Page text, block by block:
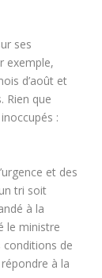
ses
exemple,
d’août et
Rien que
:
et des
tri soit
à la
le ministre
conditions de
à la